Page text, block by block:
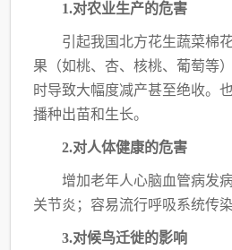
1.对农业生产的危害
引起我国北方花生蔬菜棉
果（如桃、杏、核桃、葡萄等
时导致大幅度减产甚至绝收。
播种出苗和生长。
2.对人体健康的危害
增加老年人心脑血管病发
关节炎；容易流行呼吸系统传染
3.对候鸟迁徙的影响